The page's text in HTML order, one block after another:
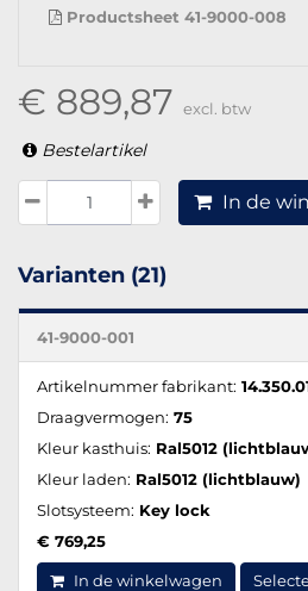
Productsheet 41-9000-008
€ 889,87 excl. btw
Bestelartikel
In de
Varianten (21)
41-9000-001
Artikelnummer fabrikant:
Draagvermogen: 75
Kleur kasthuis: Ral5012
Kleur laden: Ral5012 (lichtblauw)
Slotsysteem: Key lock
€ 769,25
In de winkelwagen